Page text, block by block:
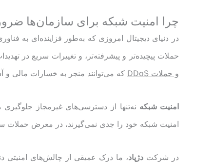
چرا امنیت شبکه برای سازمان‌ها
در دنیای دیجیتال امروزی که به‌طور فزاینده‌ای به
حملات پیچیده‌تر و پیشرفته‌تر، و تغییرات سریع در
و حملات DDoS
که می‌توانند منجر به خسارات مالی و
امنیت شبکه نه‌تنها از دسترسی‌های غیرمجاز
امنیت شبکه خود را جدی نمی‌گیرند، در معرض حملات
در شرکت دژپاد، ما درک عمیقی از چالش‌های امنیتی